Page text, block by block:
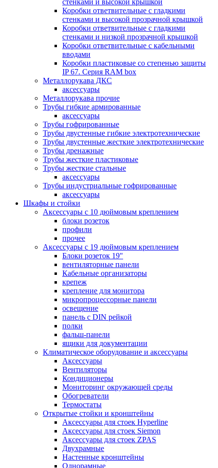
Коробки ответвительные с гладкими
стенками и высокой прозрачной крышкой
Коробки ответвительные с гладкими
стенками и низкой прозрачной крышкой
Коробки ответвительные с кабельными
вводами
Коробки пластиковые со степенью защиты
IP 67. Серия RAM box
Металлорукава ДКС
аксессуары
Металлорукава прочие
Трубы гибкие армированные
аксессуары
Трубы гофрированные
Трубы двустенные гибкие электротехнические
Трубы двустенные жесткие электротехнические
Трубы дренажные
Трубы жесткие пластиковые
Трубы жесткие стальные
аксессуары
Трубы индустриальные гофрированные
аксессуары
Шкафы и стойки
Аксессуары с 10 дюймовым креплением
блоки розеток
профили
прочее
Аксессуары с 19 дюймовым креплением
Блоки розеток 19"
вентиляторные панели
Кабельные организаторы
крепеж
крепление для монитора
микропроцессорные панели
освещение
панель с DIN рейкой
полки
фальш-панели
ящики для документации
Климатическое оборудование и аксессуары
Аксессуары
Вентиляторы
Кондиционеры
Мониторинг окружающей среды
Обогреватели
Термостаты
Открытые стойки и кронштейны
Аксессуары для стоек Hyperline
Аксессуары для стоек Siemon
Аксессуары для стоек ZPAS
Двухрамные
Настенные кронштейны
Однорамные